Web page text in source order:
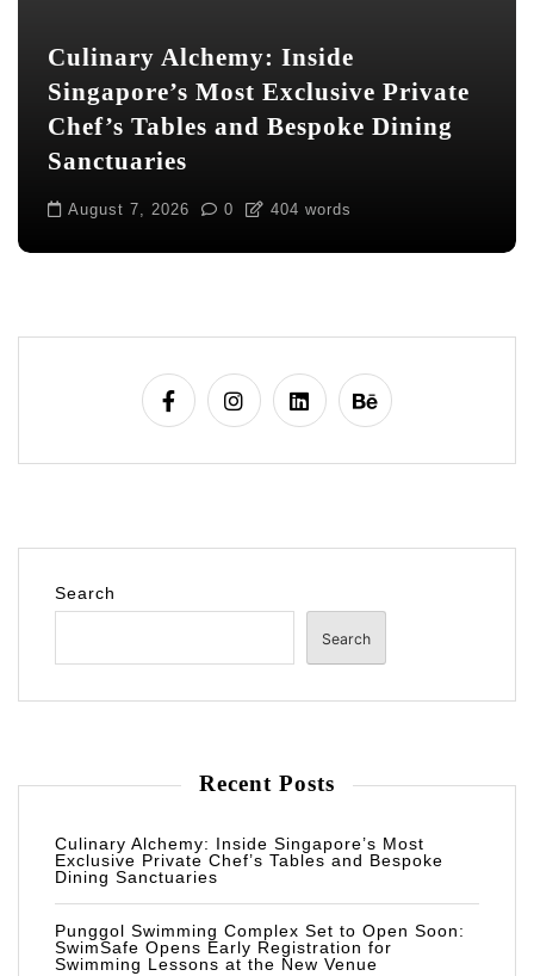
Culinary Alchemy: Inside
Singapore’s Most Exclusive Private
Chef’s Tables and Bespoke Dining
Sanctuaries
August 7, 2026 0 404 words
Search
Search
Recent Posts
Culinary Alchemy: Inside Singapore’s Most
Exclusive Private Chef’s Tables and Bespoke
Dining Sanctuaries
Punggol Swimming Complex Set to Open Soon:
SwimSafe Opens Early Registration for
Swimming Lessons at the New Venue